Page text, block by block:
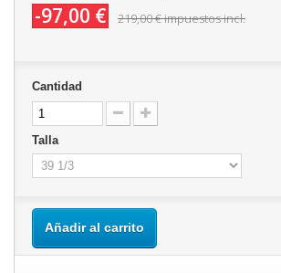
-97,00 € 219,00 €impuestos incl.
Cantidad
Talla
Añadir al carrito